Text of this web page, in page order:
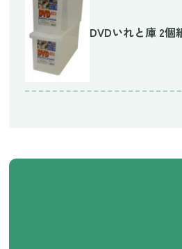
DVDいれと庫 2個